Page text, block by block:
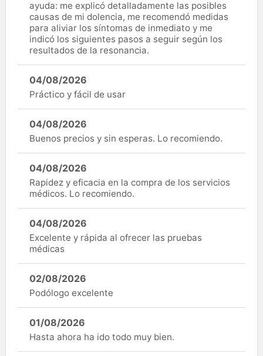
ayuda: me explicó detalladamente las posibles
causas de mi dolencia, me recomendó medidas
para aliviar los síntomas de inmediato y me
indicó los siguientes pasos a seguir según los
resultados de la resonancia.
04/08/2026
Práctico y fácil de usar
04/08/2026
Buenos precios y sin esperas. Lo recomiendo.
04/08/2026
Rapidez y eficacia en la compra de los servicios
médicos. Lo recomiendo.
04/08/2026
Excelente y rápida al ofrecer las pruebas
médicas
02/08/2026
Podólogo excelente
01/08/2026
Hasta ahora ha ido todo muy bien.